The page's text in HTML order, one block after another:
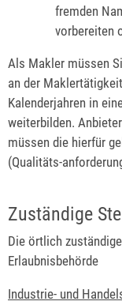
fremden
vorbereiten
Als Makler müssen
an der
Kalenderjahren in
weiterbilden.
müssen die hierfür
(Qualitäts-
Zuständige
Die örtlich
Erlaubnisbehörde
Industrie- und